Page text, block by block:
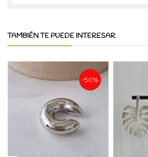
TAMBIÉN TE PUEDE INTERESAR
-50%